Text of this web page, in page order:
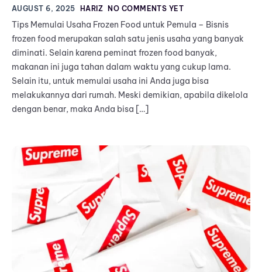
AUGUST 6, 2025 HARIZ NO COMMENTS YET
Tips Memulai Usaha Frozen Food untuk Pemula – Bisnis
frozen food merupakan salah satu jenis usaha yang banyak
diminati. Selain karena peminat frozen food banyak,
makanan ini juga tahan dalam waktu yang cukup lama.
Selain itu, untuk memulai usaha ini Anda juga bisa
melakukannya dari rumah. Meski demikian, apabila dikelola
dengan benar, maka Anda bisa […]